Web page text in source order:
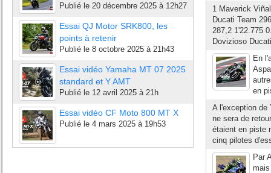
Publié le 20 décembre 2025 à 12h27
Essai QJ Motor SRK800, les
points à retenir
Publié le 8 octobre 2025 à 21h43
Essai vidéo Yamaha MT 07 2025
standard et Y AMT
Publié le 12 avril 2025 à 21h
Essai vidéo CF Moto 800 MT X
Publié le 4 mars 2025 à 19h53
1 Maverick
Ducati Team
287,2 1'22.775
Dovizioso
En
en
A l'exception de
ne sera de
étaient en piste
cinq pilotes
Par